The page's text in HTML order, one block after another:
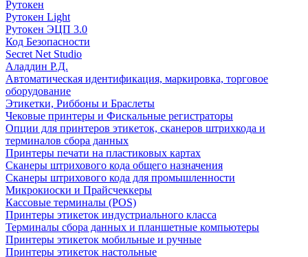
Рутокен
Рутокен Light
Рутокен ЭЦП 3.0
Код Безопасности
Secret Net Studio
Аладдин Р.Д.
Автоматическая идентификация, маркировка, торговое
оборудование
Этикетки, Риббоны и Браслеты
Чековые принтеры и Фискальные регистраторы
Опции для принтеров этикеток, сканеров штрихкода и
терминалов сбора данных
Принтеры печати на пластиковых картах
Сканеры штрихового кода общего назначения
Сканеры штрихового кода для промышленности
Микрокиоски и Прайсчеккеры
Кассовые терминалы (POS)
Принтеры этикеток индустриального класса
Терминалы сбора данных и планшетные компьютеры
Принтеры этикеток мобильные и ручные
Принтеры этикеток настольные